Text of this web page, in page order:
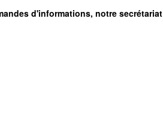
d'informations, notre secrétariat